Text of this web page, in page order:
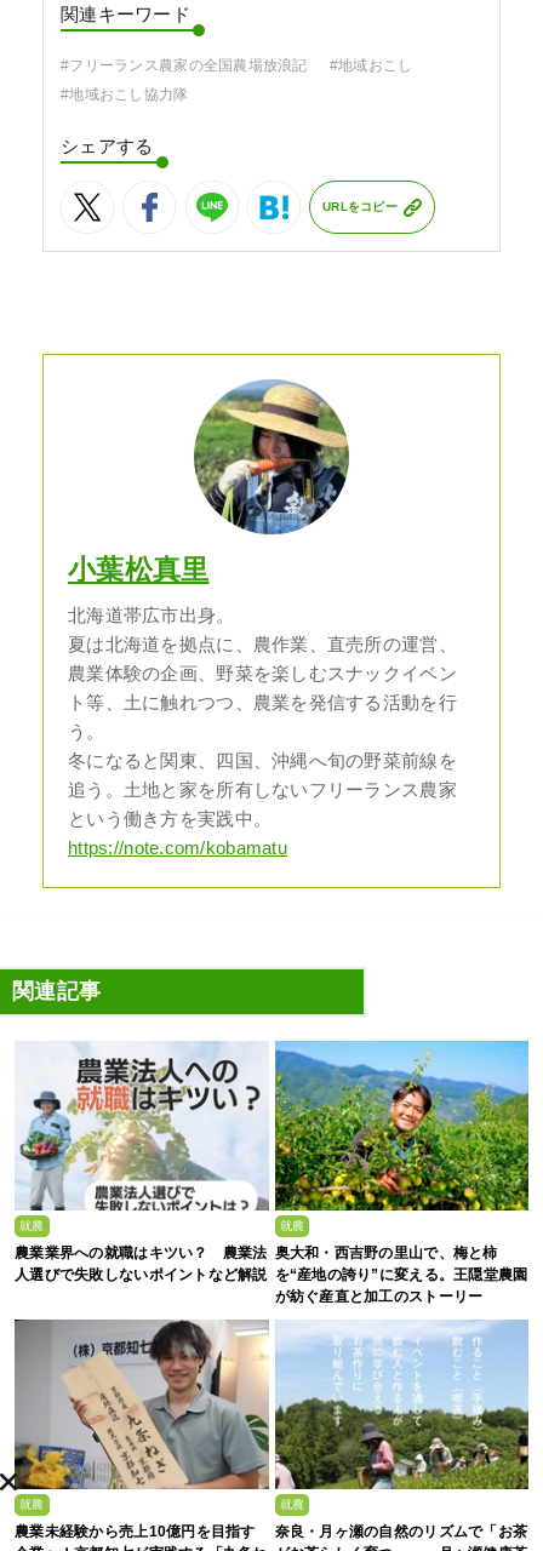
関連キーワード
#フリーランス農家の全国農場放浪記
#地域おこし
#地域おこし協力隊
シェアする
URLをコピー
小葉松真里
北海道帯広市出身。
夏は北海道を拠点に、農作業、直売所の運営、
農業体験の企画、野菜を楽しむスナックイベン
ト等、土に触れつつ、農業を発信する活動を行
う。
冬になると関東、四国、沖縄へ旬の野菜前線を
追う。土地と家を所有しないフリーランス農家
という働き方を実践中。
https://note.com/kobamatu
関連記事
就農
農業業界への就職はキツい？ 農業法
人選びで失敗しないポイントなど解説
就農
奥大和・西吉野の里山で、梅と柿
を“産地の誇り”に変える。王隠堂農園
が紡ぐ産直と加工のストーリー
就農
農業未経験から売上10億円を目指す
就農
奈良・月ヶ瀬の自然のリズムで「お茶